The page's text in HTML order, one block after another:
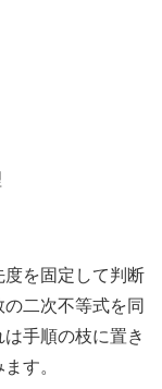
度を固定して判断
二次不等式を同
手順の枝に置き
す。